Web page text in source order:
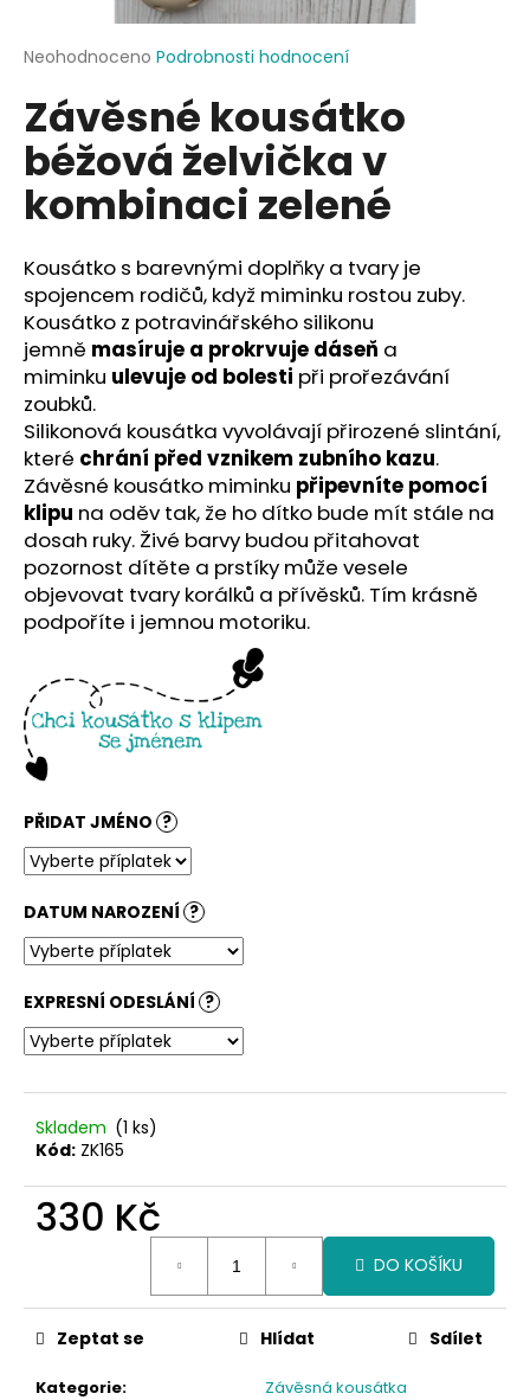
Průměrné
produktu
je
0,0
5
hvězdiček.
Neohodnoceno Podrobnosti hodnocení
Závěsné kousátko
béžová želvička v
kombinaci zelené
Kousátko s barevnými doplňky a tvary je
spojencem rodičů, když miminku rostou zuby.
Kousátko z potravinářského silikonu
jemně masíruje a prokrvuje dáseň a
miminku ulevuje od bolesti při prořezávání
zoubků.
Silikonová kousátka vyvolávají přirozené slintání,
které chrání před vznikem zubního kazu.
Závěsné kousátko miminku připevníte pomocí
klipu na oděv tak, že ho dítko bude mít stále na
dosah ruky. Živé barvy budou přitahovat
pozornost dítěte a prstíky může vesele
objevovat tvary korálků a přívěsků. Tím krásně
podpoříte i jemnou motoriku.
PŘIDAT JMÉNO ?
DATUM NAROZENÍ ?
EXPRESNÍ ODESLÁNÍ ?
Skladem (1 ks)
Kód: ZK165
330 Kč
DO KOŠÍKU
Kategorie: Závěsná kousátka
Zeptat se Hlídat Sdílet
j
t
?
HLEDAT
D
o
p
o
r
u
č
u
j
e
m